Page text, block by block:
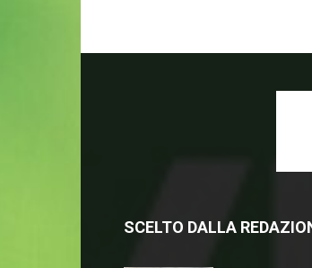
SCELTO DALLA